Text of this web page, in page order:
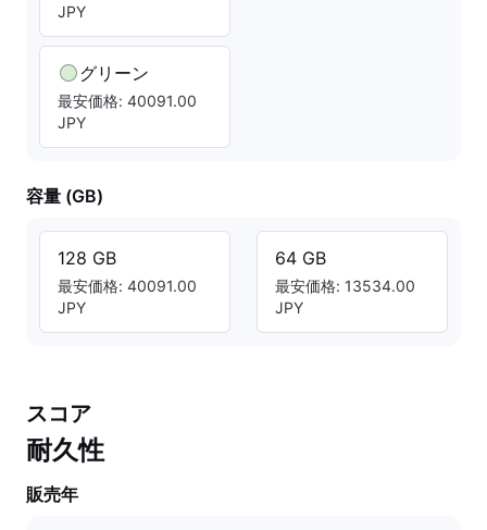
JPY
グリーン
最安価格: 40091.00
JPY
容量 (GB)
128 GB
最安価格: 40091.00
JPY
64 GB
最安価格: 13534.00
JPY
スコア
耐久性
販売年